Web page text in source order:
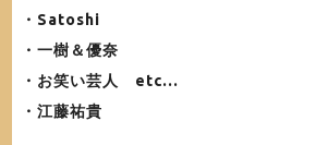
・Satoshi
・一樹＆優奈
・お笑い芸人 etc...
・江藤祐貴